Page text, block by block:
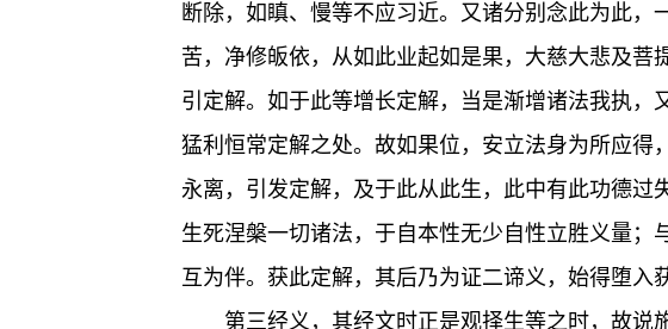
断除，如瞋、慢等不应习近。又诸分别念此为此
苦，净修皈依，从如此业起如是果，大慈大悲及
引定解。如于此等增长定解，当是渐增诸法我执
猛利恒常定解之处。故如果位，安立法身为所应
永离，引发定解，及于此从此生，此中有此功德过
生死涅槃一切诸法，于自本性无少自性立胜义量
互为伴。获此定解，其后乃为证二谛义，始得堕入
第三经义，其经文时正是观择生等之时，故